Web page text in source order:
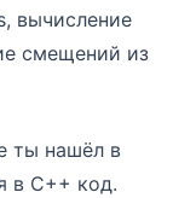
вычисление
смещений из
ты нашёл в
в C++ код.